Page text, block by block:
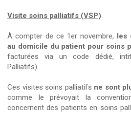
Visite soins palliatifs (VSP)
À compter de ce 1er novembre, les
au domicile du patient pour soins
facturées via un code dédié,
Palliatifs).
Ces visites soins palliatifs ne sont
comme le prévoyait la
concernent des patients en soins